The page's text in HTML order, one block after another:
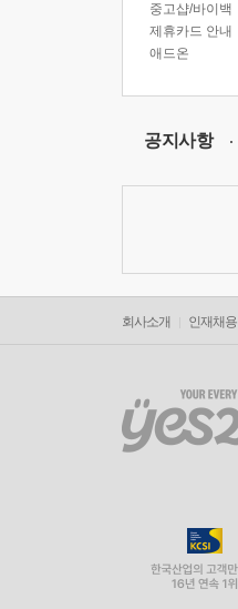
중고샵/바이백
제휴카드 안내
애드온
공지사항
회사소개 인재채용